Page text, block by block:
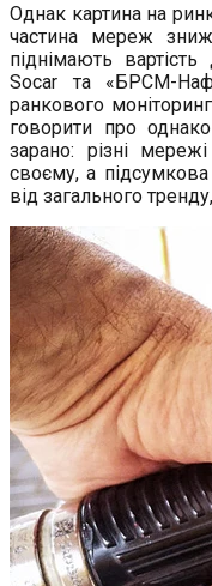
Однак картина на
частина мереж
піднімають
Socar та «БРСМ-
ранкового
говорити про
зарано: різні
своєму, а
від загального